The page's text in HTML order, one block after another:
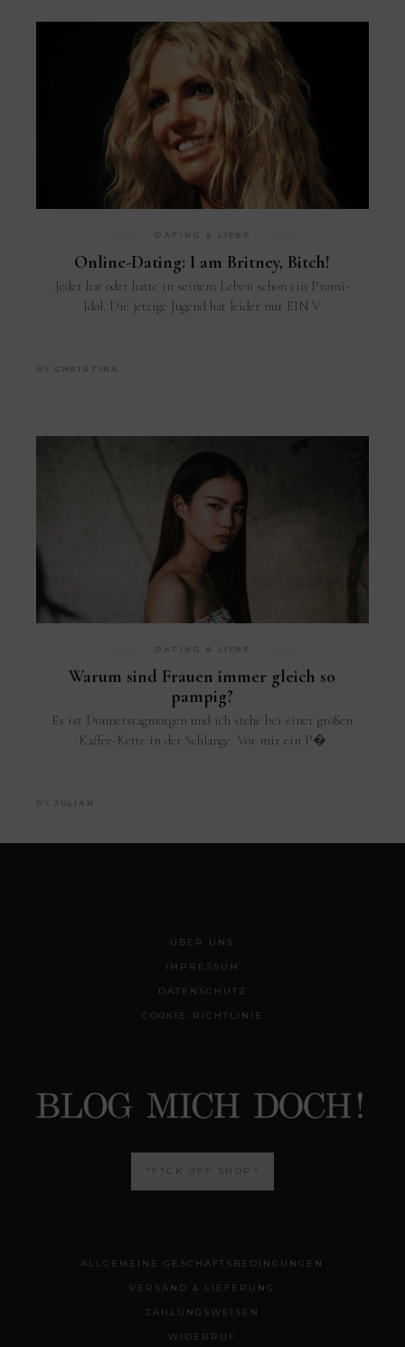
DATING & LIEBE
Online-Dating: I am Britney, Bitch!
Jeder hat oder hatte in seinem Leben schon ein Promi-
Idol. Die jetzige Jugend hat leider nur EIN V
BY CHRISTINA
DATING & LIEBE
Warum sind Frauen immer gleich so
pampig?
Es ist Donnerstagmorgen und ich stehe bei einer großen
Kaffee-Kette in der Schlange. Vor mir ein P�
BY JULIAN
ÜBER UNS
IMPRESSUM
DATENSCHUTZ
COOKIE-RICHTLINIE
"F*CK OFF SHOP"
ALLGEMEINE GESCHÄFTSBEDINGUNGEN
VERSAND & LIEFERUNG
ZAHLUNGSWEISEN
WIDERRUF